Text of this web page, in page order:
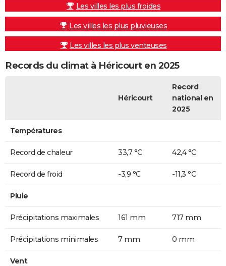
Les villes les plus froides
Les villes les plus pluvieuses
Les villes les plus venteuses
Records du climat à Héricourt en 2025
Héricourt
Record
national en
2025
Températures
Record de chaleur 33,7 °C 42,4 °C
Record de froid -3,9 °C -11,3 °C
Pluie
Précipitations maximales 161 mm 717 mm
Précipitations minimales 7 mm 0 mm
Vent